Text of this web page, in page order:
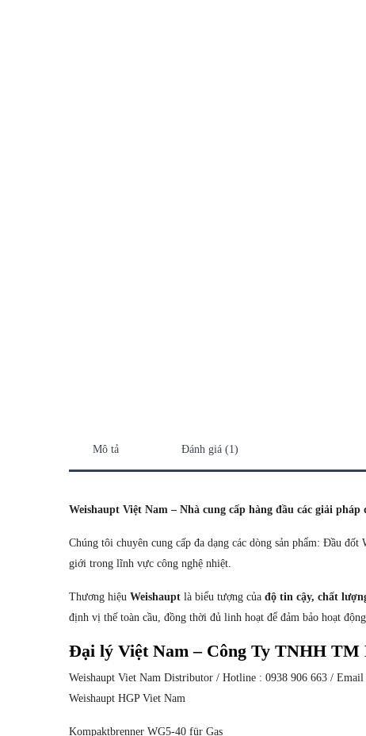
Mô tả Đánh giá (1)
Weishaupt Việt Nam – Nhà cung cấp hàng đầu các giải
Chúng tôi chuyên cung cấp đa dạng các dòng sản phẩm: Đầu
giới trong lĩnh vực công nghệ nhiệt.
Thương hiệu Weishaupt là biểu tượng của độ tin cậy, chất
định vị thế toàn cầu, đồng thời đủ linh hoạt để đảm bảo hoạt
Đại lý Việt Nam – Công Ty TNHH TM
Weishaupt Viet Nam Distributor / Hotline : 0938 906 663 / Email
Weishaupt HGP Viet Nam
Kompaktbrenner WG5-40 für Gas